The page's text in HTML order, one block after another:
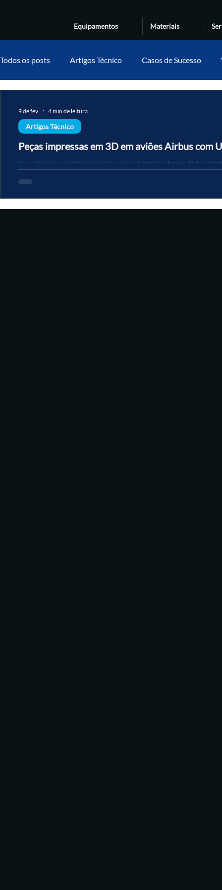
Equipamentos Materiais
Todos os posts Artigos Técnico Casos de Sucesso
Peças impressas em 3D em aviões Airbus com
Se você voou nos últimos cinco anos, há grande chance de ter
industrial em escala de produção, principalmente com o material
Artigos Técnico
9 de fev. 4 min de leitura